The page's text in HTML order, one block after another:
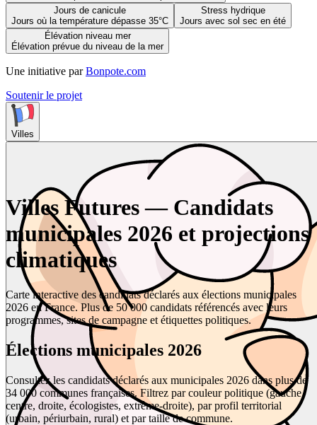
Jours de canicule
Jours où la température dépasse 35°C
Stress hydrique
Jours avec sol sec en été
Élévation niveau mer
Élévation prévue du niveau de la mer
Une initiative par Bonpote.com
Soutenir le projet
Villes
Villes Futures — Candidats
municipales 2026 et projections
climatiques
Carte interactive des candidats déclarés aux élections municipales
2026 en France. Plus de 50 000 candidats référencés avec leurs
programmes, sites de campagne et étiquettes politiques.
Élections municipales 2026
Consultez les candidats déclarés aux municipales 2026 dans plus de
34 000 communes françaises. Filtrez par couleur politique (gauche,
centre, droite, écologistes, extrême-droite), par profil territorial
(urbain, périurbain, rural) et par taille de commune.